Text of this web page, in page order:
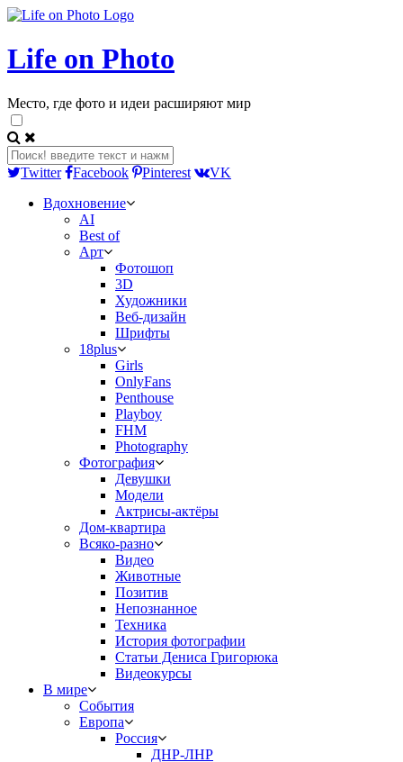
Life on Photo
Место, где фото и идеи расширяют мир
Twitter Facebook Pinterest
VK
Вдохновение
AI
Best of
Арт
Фотошоп
3D
Художники
Веб-дизайн
Шрифты
18plus
Girls
OnlyFans
Penthouse
Playboy
FHM
Photography
Фотография
Девушки
Модели
Актрисы-актёры
Дом-квартира
Всяко-разно
Видео
Животные
Позитив
Непознанное
Техника
История фотографии
Статьи Дениса Григорюка
Видеокурсы
В мире
События
Европа
Россия
ДНР-ЛНР